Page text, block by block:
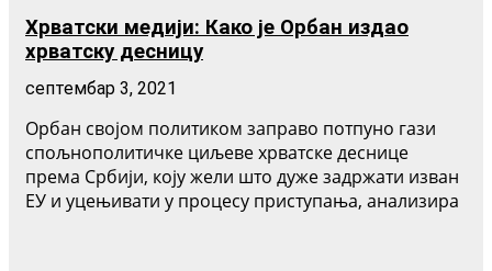
Хрватски медији: Како је Орбан издао
хрватску десницу
септембар 3, 2021
Орбан својом политиком заправо потпуно гази
спољнополитичке циљеве хрватске деснице
према Србији, коју жели што дуже задржати изван
ЕУ и уцењивати у процесу приступања, анализира